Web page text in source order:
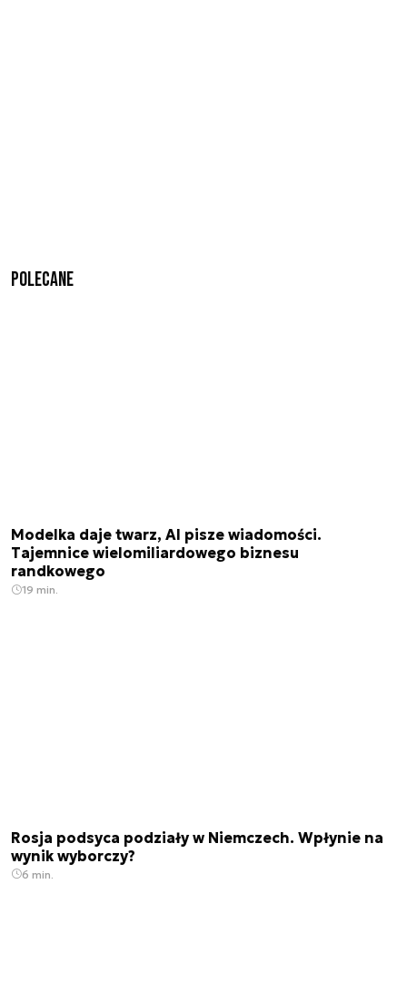
Polecane
Modelka daje twarz, AI pisze wiadomości.
Tajemnice wielomiliardowego biznesu
randkowego
19 min.
Rosja podsyca podziały w Niemczech. Wpłynie na
wynik wyborczy?
6 min.